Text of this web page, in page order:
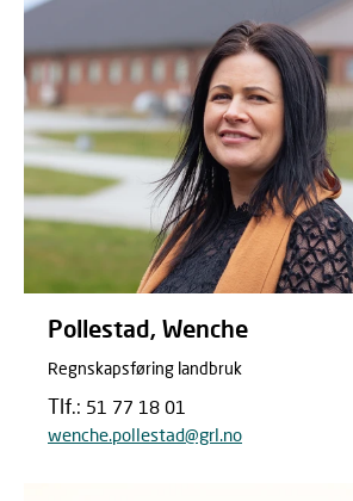
Pollestad, Wenche
Regnskapsføring landbruk
Tlf.: 51 77 18 01
wenche.pollestad@grl.no